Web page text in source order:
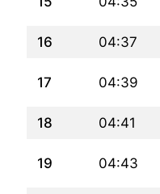
16 04:37
17 04:39
18 04:41
19 04:43